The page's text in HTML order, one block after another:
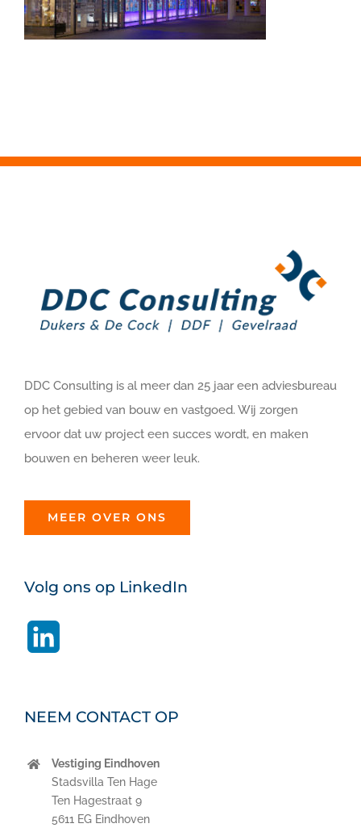
DDC Consulting is al meer dan 25 jaar een adviesbureau
op het gebied van bouw en vastgoed. Wij zorgen
ervoor dat uw project een succes wordt, en maken
bouwen en beheren weer leuk.
MEER OVER ONS
Volg ons op LinkedIn
NEEM CONTACT OP
Vestiging Eindhoven
Stadsvilla Ten Hage
Ten Hagestraat 9
5611 EG Eindhoven